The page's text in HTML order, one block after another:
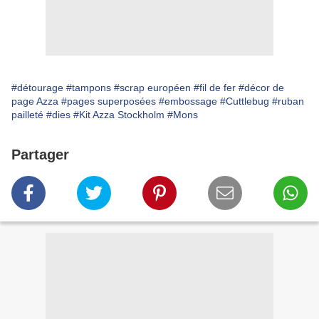
#détourage #tampons #scrap européen #fil de fer #décor de
page Azza #pages superposées #embossage #Cuttlebug #ruban
pailleté #dies #Kit Azza Stockholm #Mons
Partager